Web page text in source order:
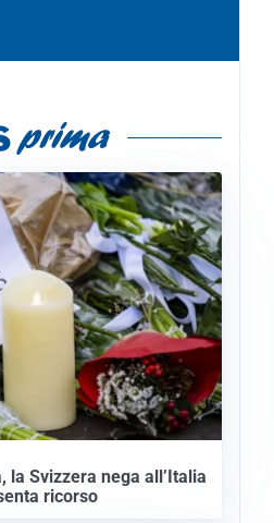
la Svizzera nega all’Italia
ricorso